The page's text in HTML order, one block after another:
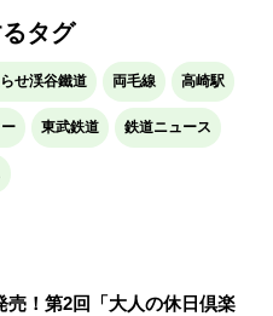
タグ
せ渓谷鐵道 両毛線 高崎駅
東武鉄道 鉄道ニュース
売！第2回「大人の休日倶楽